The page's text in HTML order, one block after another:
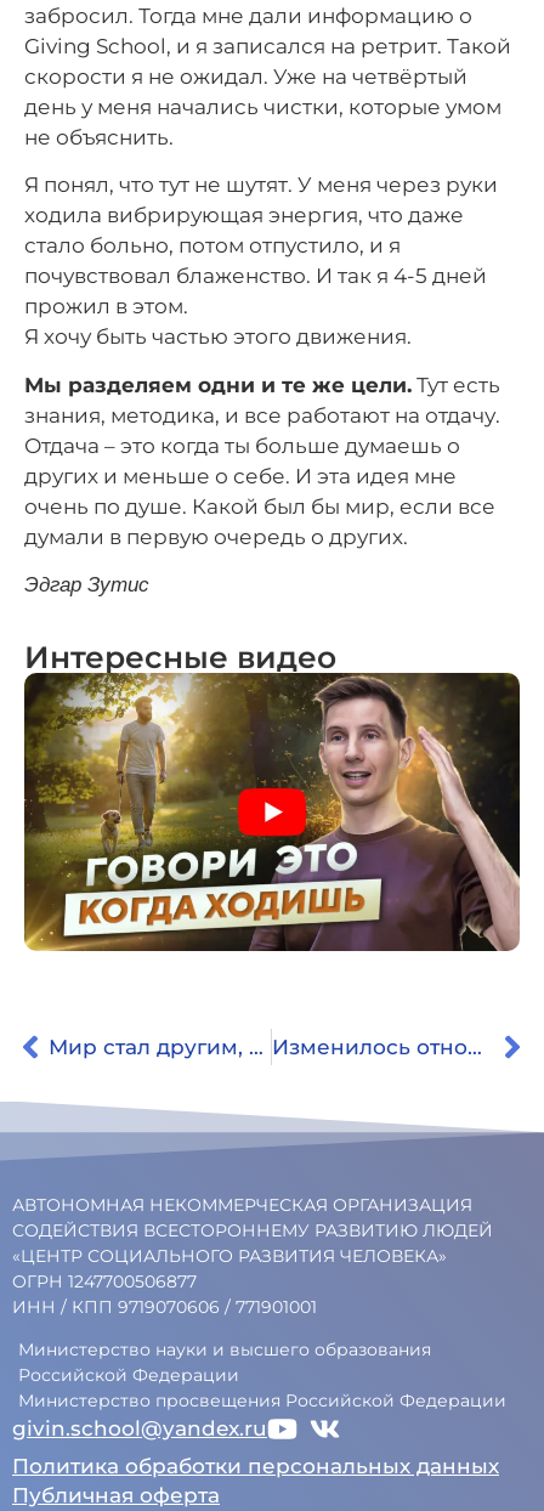
забросил. Тогда мне дали информацию о
Giving School, и я записался на ретрит. Такой
скорости я не ожидал. Уже на четвёртый
день у меня начались чистки, которые умом
не объяснить.
Я понял, что тут не шутят. У меня через руки
ходила вибрирующая энергия, что даже
стало больно, потом отпустило, и я
почувствовал блаженство. И так я 4-5 дней
прожил в этом.
Я хочу быть частью этого движения.
Мы разделяем одни и те же цели. Тут есть
знания, методика, и все работают на отдачу.
Отдача – это когда ты больше думаешь о
других и меньше о себе. И эта идея мне
очень по душе. Какой был бы мир, если все
думали в первую очередь о других.
Эдгар Зутис
Интересные видео
Мир стал другим, появились новые звуки, краски Изменилось отношение к настоящему моменту. Отзыв о ретрите
АВТОНОМНАЯ НЕКОММЕРЧЕСКАЯ ОРГАНИЗАЦИЯ
СОДЕЙСТВИЯ ВСЕСТОРОННЕМУ РАЗВИТИЮ ЛЮДЕЙ
«ЦЕНТР СОЦИАЛЬНОГО РАЗВИТИЯ ЧЕЛОВЕКА»
ОГРН 1247700506877
ИНН / КПП 9719070606 / 771901001
Министерство науки и высшего образования
Российской Федерации
Министерство просвещения Российской Федерации
givin.school@yandex.ru
Политика обработки персональных данных
Публичная оферта